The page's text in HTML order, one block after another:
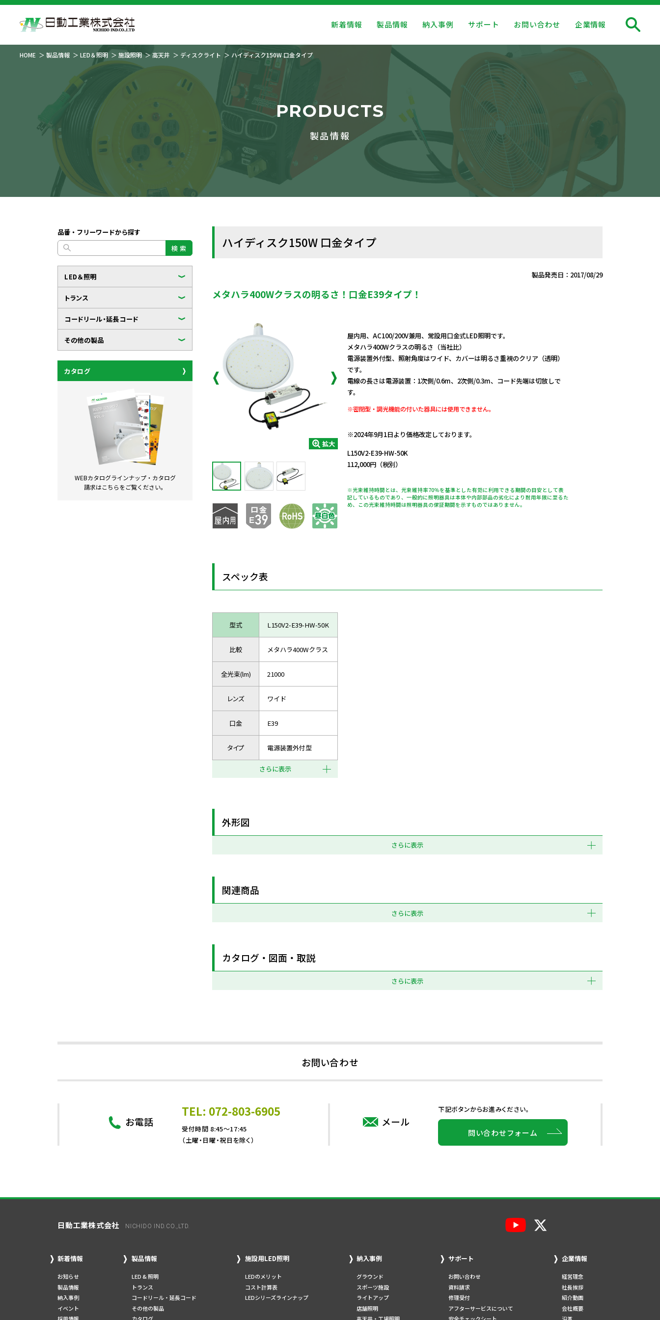
新着情報 製品情報 納入事例 サポート お問い合わせ 企業情報
HOME 製品情報 LED＆照明 施設照明 高天井 ディスクライト ハイディスク150W 口金タイプ
PRODUCTS
製品情報
品番・フリーワードから探す
検 索
LED＆照明
トランス
コードリール・延長コード
その他の製品
カタログ
WEBカタログラインナップ・ カタログ
請求はこちらをご覧ください。
ハイディスク150W 口金タイプ
製品発売日：2017/08/29
メタハラ400Wクラスの明るさ！口金E39タイプ！
拡大
屋内用、AC100/200V兼用、常設用口金式LED照明です。
メタハラ400Wクラスの明るさ（当社比）
電源装置外付型、照射角度はワイド、カバーは明るさ重視のクリア（透明）
です。
電線の長さは電源装置：1次側/0.6m、2次側/0.3m、コード先端は切放しで
す。
※密閉型・調光機能の付いた器具には使用できません。
※2024年9月1日より価格改定しております。
L150V2-E39-HW-50K
112,000円（税別）
※光束維持時間とは、光束維持率70％を基準とした有効に利用できる期間の目安として表
記しているものであり、一般的に照明器具は本体や内部部品の劣化により耐用年限に至るた
め、この光束維持時間は照明器具の保証期間を示すものではありません。
スペック表
型式 L150V2-E39-HW-50K
比較 メタハラ400Wクラス
全光束(lm) 21000
レンズ ワイド
口金 E39
タイプ 電源装置外付型
さらに表示
外形図
さらに表示
関連商品
さらに表示
カタログ・図面・取説
さらに表示
お問い合わせ
お電話
TEL: 072-803-6905
受付時間 8:45～17:45
（土曜・日曜・祝日を除く）
メール
下記ボタンからお進みください。
問い合わせフォーム
日動工業株式会社 NICHIDO IND.CO.,LTD.
新着情報
お知らせ
製品情報
納入事例
イベント
製品情報
LED & 照明
トランス
コードリール・延長コード
その他の製品
施設用LED照明
LEDのメリット
コスト計算表
LEDシリーズラインナップ
納入事例
グラウンド
スポーツ施設
ライトアップ
店舗照明
サポート
お問い合わせ
資料請求
修理受付
アフターサービスについて
企業情報
経営理念
社長挨拶
紹介動画
会社概要